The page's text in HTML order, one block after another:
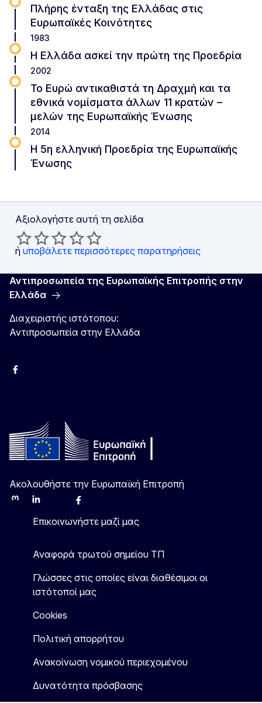
Πλήρης ένταξη της Ελλάδας στις
Ευρωπαϊκές Κοινότητες
1983
Η Ελλάδα ασκεί την πρώτη της Προεδρία
2002
Το Ευρώ αντικαθιστά τη Δραχμή και τα
εθνικά νομίσματα άλλων 11 κρατών –
μελών της Ευρωπαϊκής Ένωσης
2014
H 5η ελληνική Προεδρία της Ευρωπαϊκής
Ένωσης
Αξιολογήστε αυτή τη σελίδα
ή υποβάλετε περισσότερες παρατηρήσεις
Αντιπροσωπεία της Ευρωπαϊκής Επιτροπής στην
Ελλάδα
Διαχειριστής ιστότοπου:
Αντιπροσωπεία στην Ελλάδα
Facebook
Ακολουθήστε την Ευρωπαϊκή Επιτροπή
MastodonLinkedInBlueskyFacebook
Επικοινωνήστε μαζί μας
Αναφορά τρωτού σημείου ΤΠ
Γλώσσες στις οποίες είναι διαθέσιμοι οι
ιστότοποί μας
Cookies
Πολιτική απορρήτου
Ανακοίνωση νομικού περιεχομένου
Δυνατότητα πρόσβασης